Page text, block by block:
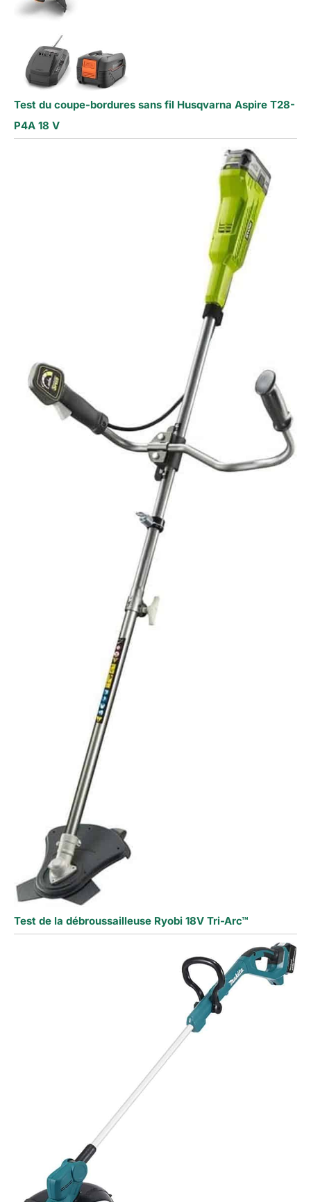
Test du coupe-bordures sans fil Husqvarna Aspire T28-
P4A 18 V
Test de la débroussailleuse Ryobi 18V Tri-Arc™